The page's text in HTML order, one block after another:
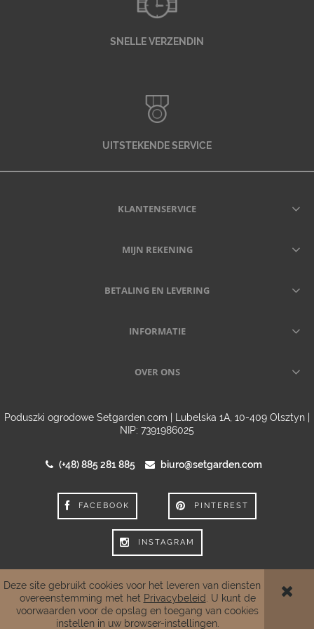
Deze site gebruikt cookies voor het leveren van diensten in
overeenstemming met het Privacybeleid . U kunt de
voorwaarden voor de opslag en toegang van cookies
instellen in uw browser-instellingen.
SNELLE VERZENDIN
UITSTEKENDE SERVICE
KLANTENSERVICE
MIJN REKENING
BETALING EN LEVERING
INFORMATIE
OVER ONS
Poduszki ogrodowe Setgarden.com | Lubelska 1A, 10-409 Olsztyn |
NIP: 7391986025
(+48) 885 281 885 biuro@setgarden.com
FACEBOOK PINTEREST
INSTAGRAM
BEKIJK DE VOLLEDIGE VERSIE VAN DE SITE